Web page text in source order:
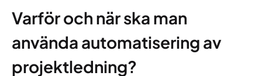
Varför och när ska man
använda automatisering av
projektledning?